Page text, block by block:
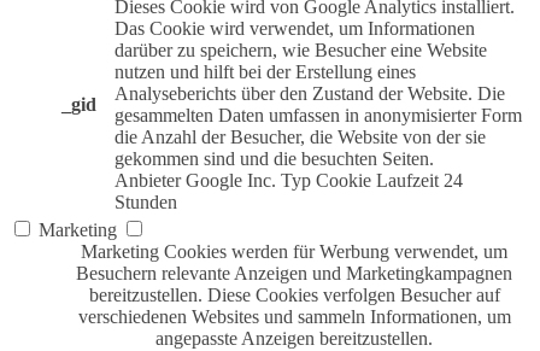
_gid
Dieses Cookie wird von Google Analytics installiert.
Das Cookie wird verwendet, um Informationen
darüber zu speichern, wie Besucher eine Website
nutzen und hilft bei der Erstellung eines
Analyseberichts über den Zustand der Website. Die
gesammelten Daten umfassen in anonymisierter Form
die Anzahl der Besucher, die Website von der sie
gekommen sind und die besuchten Seiten.
Anbieter Google Inc. Typ Cookie Laufzeit 24
Stunden
Marketing
Marketing Cookies werden für Werbung verwendet, um
Besuchern relevante Anzeigen und Marketingkampagnen
bereitzustellen. Diese Cookies verfolgen Besucher auf
verschiedenen Websites und sammeln Informationen, um
angepasste Anzeigen bereitzustellen.